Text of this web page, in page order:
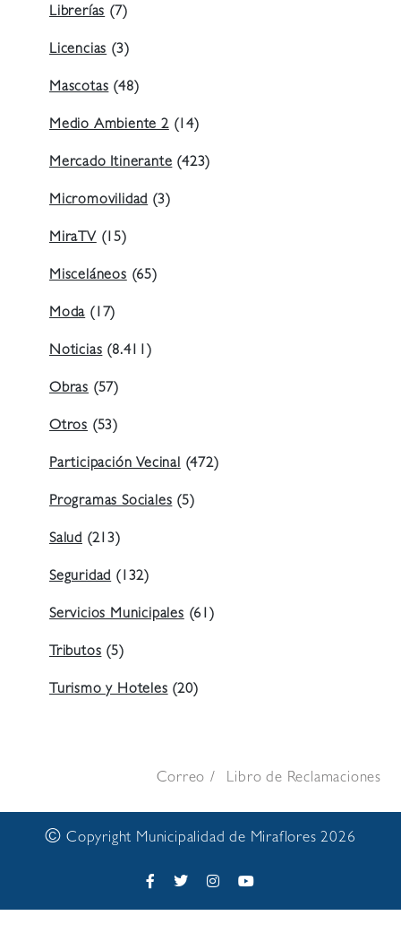
Librerías (7)
Licencias (3)
Mascotas (48)
Medio Ambiente 2(14)
Mercado Itinerante (423)
Micromovilidad (3)
MiraTV (15)
Misceláneos (65)
Moda (17)
Noticias (8.411)
Obras (57)
Otros (53)
Participación Vecinal (472)
Programas Sociales (5)
Salud (213)
Seguridad (132)
Servicios Municipales (61)
Tributos (5)
Turismo y Hoteles (20)
Correo Libro de Reclamaciones
© Copyright Municipalidad de Miraflores 2026